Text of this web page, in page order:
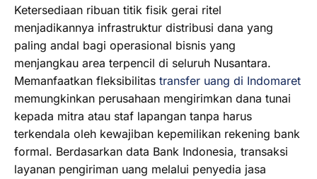
Ketersediaan ribuan titik fisik gerai ritel
menjadikannya infrastruktur distribusi dana yang
paling andal bagi operasional bisnis yang
menjangkau area terpencil di seluruh Nusantara.
Memanfaatkan fleksibilitas transfer uang di Indomaret
memungkinkan perusahaan mengirimkan dana tunai
kepada mitra atau staf lapangan tanpa harus
terkendala oleh kewajiban kepemilikan rekening bank
formal. Berdasarkan data Bank Indonesia, transaksi
layanan pengiriman uang melalui penyedia jasa